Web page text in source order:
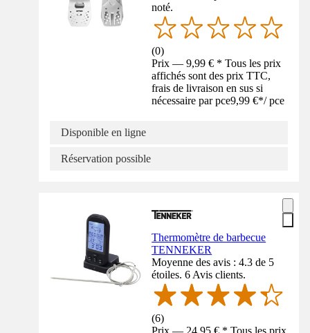
noté.
(0)
Prix — 9,99 € * Tous les prix
affichés sont des prix TTC,
frais de livraison en sus si
nécessaire par pce9,99 €*/ pce
Disponible en ligne
Réservation possible
Thermomètre de barbecue
TENNEKER
Moyenne des avis : 4.3 de 5
étoiles. 6 Avis clients.
(6)
Prix — 24,95 € * Tous les prix